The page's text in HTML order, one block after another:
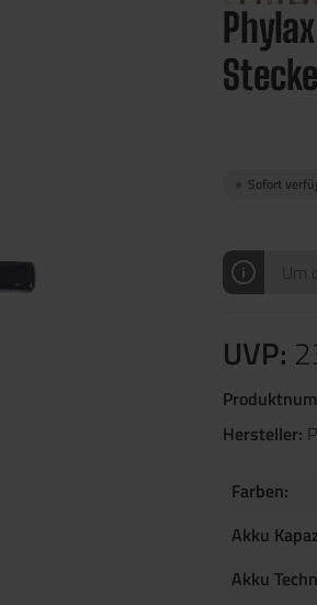
Sofort
Um
UVP:
Hersteller:
Farben:
Akku
Akku